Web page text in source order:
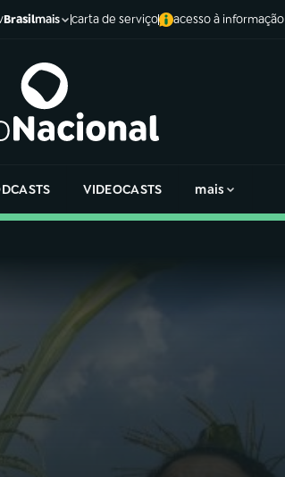
Brasilmais carta de serviço acesso à informação
VIDEOCASTS mais